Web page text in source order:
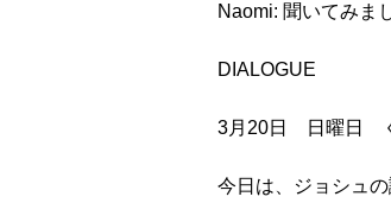
Naomi: 聞いてみま
DIALOGUE
3月20日 日曜日 く
今日は、ジョシュ